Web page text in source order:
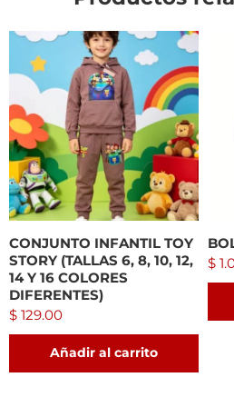
CONJUNTO INFANTIL TOY
STORY (TALLAS 6, 8, 10, 12,
14 Y 16 COLORES
DIFERENTES)
$ 129.00
Añadir al carrito
$